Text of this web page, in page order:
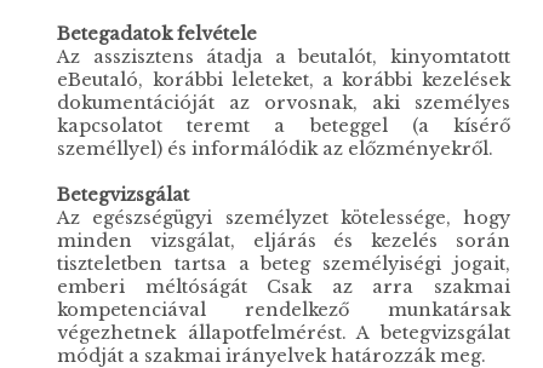
Betegadatok felvétele
Az asszisztens átadja a beutalót, kinyomtatott
eBeutaló, korábbi leleteket, a korábbi kezelések
dokumentációját az orvosnak, aki személyes
kapcsolatot teremt a beteggel (a kísérő
személlyel) és informálódik az előzményekről.
Betegvizsgálat
Az egészségügyi személyzet kötelessége, hogy
minden vizsgálat, eljárás és kezelés során
tiszteletben tartsa a beteg személyiségi jogait,
emberi méltóságát Csak az arra szakmai
kompetenciával rendelkező munkatársak
végezhetnek állapotfelmérést. A betegvizsgálat
módját a szakmai irányelvek határozzák meg.